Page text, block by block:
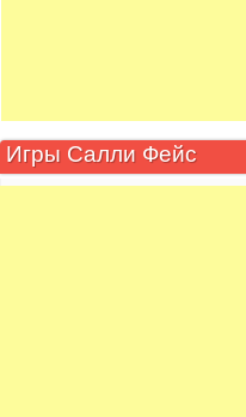
Игры Салли Фейс